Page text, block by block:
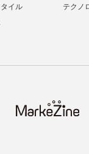
イル
テクノ